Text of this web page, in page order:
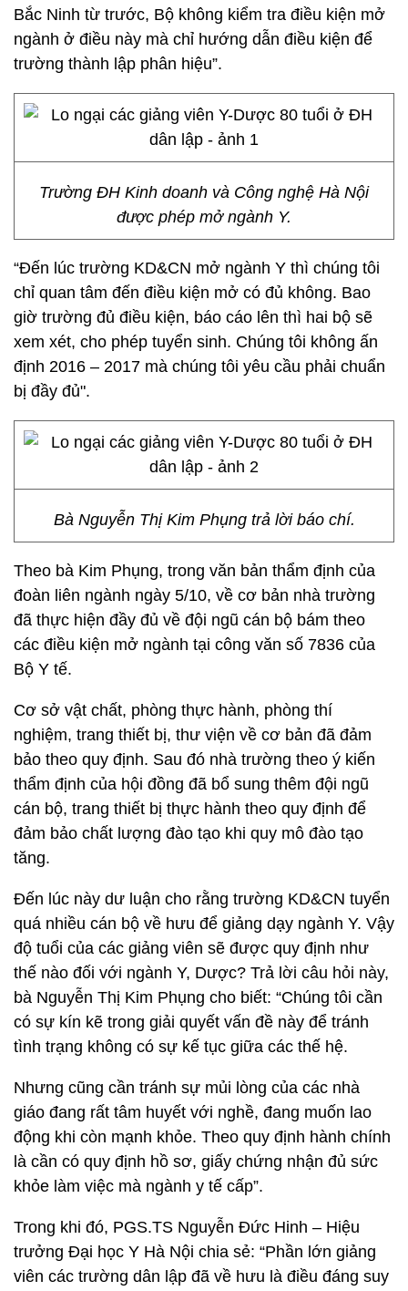
Bắc Ninh từ trước, Bộ không kiểm tra điều kiện mở
ngành ở điều này mà chỉ hướng dẫn điều kiện để
trường thành lập phân hiệu”.
Trường ĐH Kinh doanh và Công nghệ Hà Nội
được phép mở ngành Y.
“Đến lúc trường KD&CN mở ngành Y thì chúng tôi
chỉ quan tâm đến điều kiện mở có đủ không. Bao
giờ trường đủ điều kiện, báo cáo lên thì hai bộ sẽ
xem xét, cho phép tuyển sinh. Chúng tôi không ấn
định 2016 – 2017 mà chúng tôi yêu cầu phải chuẩn
bị đầy đủ".
Bà Nguyễn Thị Kim Phụng trả lời báo chí.
Theo bà Kim Phụng, trong văn bản thẩm định của
đoàn liên ngành ngày 5/10, về cơ bản nhà trường
đã thực hiện đầy đủ về đội ngũ cán bộ bám theo
các điều kiện mở ngành tại công văn số 7836 của
Bộ Y tế.
Cơ sở vật chất, phòng thực hành, phòng thí
nghiệm, trang thiết bị, thư viện về cơ bản đã đảm
bảo theo quy định. Sau đó nhà trường theo ý kiến
thẩm định của hội đồng đã bổ sung thêm đội ngũ
cán bộ, trang thiết bị thực hành theo quy định để
đảm bảo chất lượng đào tạo khi quy mô đào tạo
tăng.
Đến lúc này dư luận cho rằng trường KD&CN tuyển
quá nhiều cán bộ về hưu để giảng dạy ngành Y. Vậy
độ tuổi của các giảng viên sẽ được quy định như
thế nào đối với ngành Y, Dược? Trả lời câu hỏi này,
bà Nguyễn Thị Kim Phụng cho biết: “Chúng tôi cần
có sự kín kẽ trong giải quyết vấn đề này để tránh
tình trạng không có sự kế tục giữa các thế hệ.
Nhưng cũng cần tránh sự mủi lòng của các nhà
giáo đang rất tâm huyết với nghề, đang muốn lao
động khi còn mạnh khỏe. Theo quy định hành chính
là cần có quy định hồ sơ, giấy chứng nhận đủ sức
khỏe làm việc mà ngành y tế cấp”.
Trong khi đó, PGS.TS Nguyễn Đức Hinh – Hiệu
trưởng Đại học Y Hà Nội chia sẻ: “Phần lớn giảng
viên các trường dân lập đã về hưu là điều đáng suy